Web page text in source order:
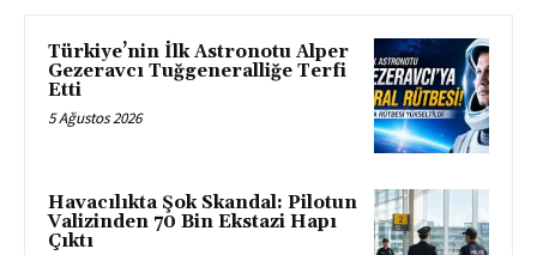
Türkiye’nin İlk Astronotu Alper
Gezeravcı Tuğgeneralliğe Terfi
Etti
5 Ağustos 2026
Havacılıkta Şok Skandal: Pilotun
Valizinden 70 Bin Ekstazi Hapı
Çıktı